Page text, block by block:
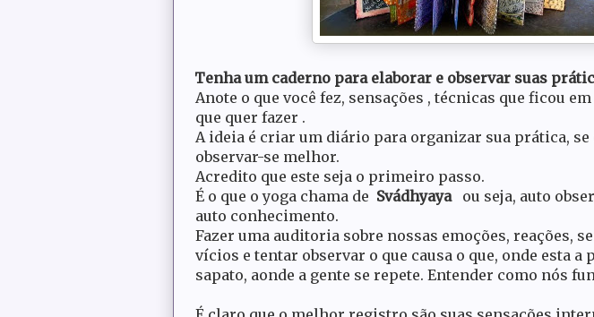
Tenha um caderno para elaborar e observar suas
Anote o que você fez, sensações , técnicas que ficou
que quer fazer .
A ideia é criar um diário para organizar sua prática, se
observar-se melhor.
Acredito que este seja o primeiro passo.
É o que o yoga chama de Svádhyayaou seja, auto
auto conhecimento.
Fazer uma auditoria sobre nossas emoções, reações,
vícios e tentar observar o que causa o que, onde esta a
sapato, aonde a gente se repete. Entender como nós